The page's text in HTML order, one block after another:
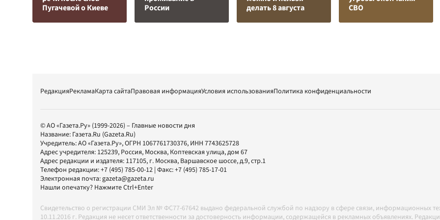
Пугачевой о Киеве
России
делать 8 августа
СВО
РедакцияРекламаКарта сайтаПравовая информацияУсловия использованияПолитика конфиденциальности
© АО «Газета.Ру» (1999-2026) – Главные новости дня
Название: Газета.Ru (Gazeta.Ru)
Учредитель:АО «Газета.Ру», ОГРН 1067761730376, ИНН 7743625728
Адрес учредителя: 125239, Россия, Москва, Коптевская улица, дом 67
Адрес редакции и издателя: 117105, г. Москва, Варшавское шоссе, д.9, стр.1
Телефон редакции:+7 (495) 785-00-12 | Факс:+7 (495) 785-17-01
Электронная почта:gazeta@gazeta.ru
Нашли опечатку? Нажмите Ctrl+Enter
Свидетельство о регистрации СМИ Эл № ФС77-67642 выдано федеральной службой по надзору в сфере связи, информационных
10.11.2016 г. Редакция не несет ответственности за достоверность информации, содержащейся в рекламных объявлениях.